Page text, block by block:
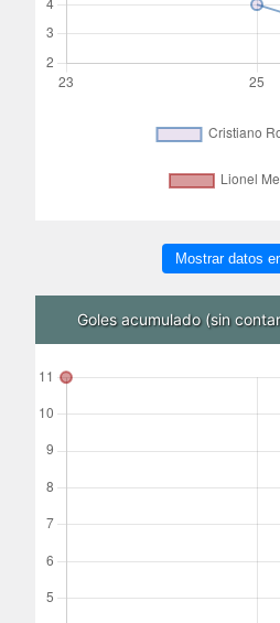
Mostrar datos
Goles acumulado (sin